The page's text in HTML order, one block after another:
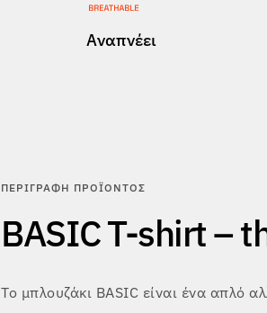
Αναπνέει
ΠΕΡΙΓΡΑΦΉ ΠΡΟΪΌΝΤΟΣ
BASIC T-shirt –
Το μπλουζάκι BASIC είναι ένα απλό